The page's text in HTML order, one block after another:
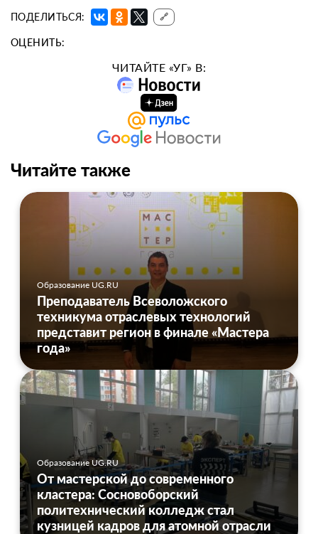
ПОДЕЛИТЬСЯ: 🔗
ОЦЕНИТЬ:
ЧИТАЙТЕ «УГ» В:
Читайте также
Образование UG.RU
Преподаватель Всеволожского
техникума отраслевых технологий
представит регион в финале «Мастера
года»
Образование UG.RU
От мастерской до современного
кластера: Сосновоборский
политехнический колледж стал
кузницей кадров для атомной отрасли